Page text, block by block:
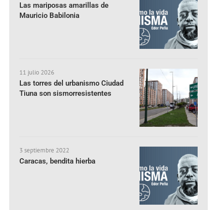
Las mariposas amarillas de
Mauricio Babilonia
11 julio 2026
Las torres del urbanismo Ciudad
Tiuna son sismorresistentes
3 septiembre 2022
Caracas, bendita hierba